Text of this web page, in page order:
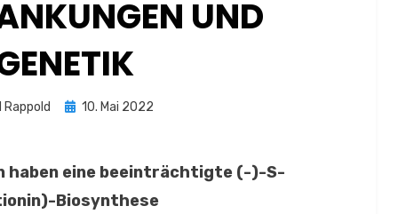
UND
Rappold
Posted
10. Mai 2022
haben eine beeinträchtigte (-)-S-
Biosynthese